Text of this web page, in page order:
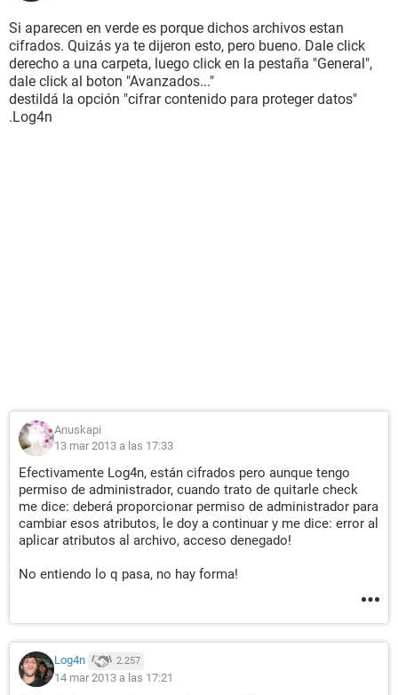
Si aparecen en verde es porque dichos archivos estan
cifrados. Quizás ya te dijeron esto, pero bueno. Dale click
derecho a una carpeta, luego click en la pestaña "General",
dale click al boton "Avanzados..."
destildá la opción "cifrar contenido para proteger datos"
.Log4n
Anuskapi
13 mar 2013 a las 17:33
Efectivamente Log4n, están cifrados pero aunque tengo
permiso de administrador, cuando trato de quitarle check
me dice: deberá proporcionar permiso de administrador para
cambiar esos atributos, le doy a continuar y me dice: error al
aplicar atributos al archivo, acceso denegado!
No entiendo lo q pasa, no hay forma!
Log4n 2.257
14 mar 2013 a las 17:21